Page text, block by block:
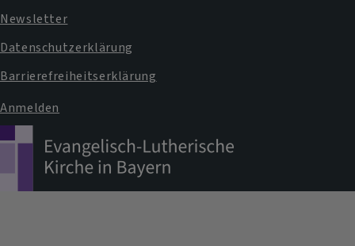
Newsletter
Datenschutzerklärung
Barrierefreiheitserklärung
Benutzermenü
Anmelden